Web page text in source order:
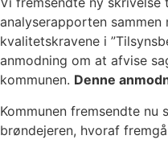
analyserapporten sammen
kvalitetskravene i
anmodning om at afvise
kommunen. Denne
Kommunen fremsendte nu
brøndejeren, hvoraf